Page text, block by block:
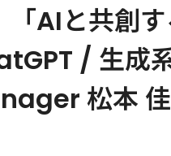
沿革
AIと共創
/ 生成
松本